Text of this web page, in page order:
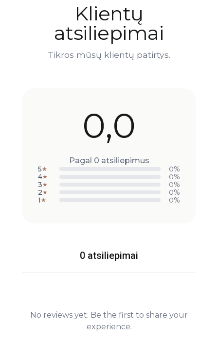
Klientų
atsiliepimai
Tikros mūsų klientų patirtys.
0,0
Pagal 0 atsiliepimus
5★
0%
4★
0%
3★
0%
2★
0%
1 ★ 0%
0 atsiliepimai
No reviews yet. Be the first to share your
experience.